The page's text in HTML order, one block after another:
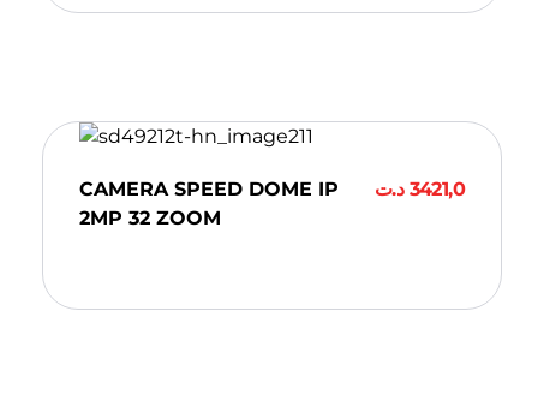
CAMERA SPEED DOME IP
2MP 32 ZOOM
3421,0 د.ت